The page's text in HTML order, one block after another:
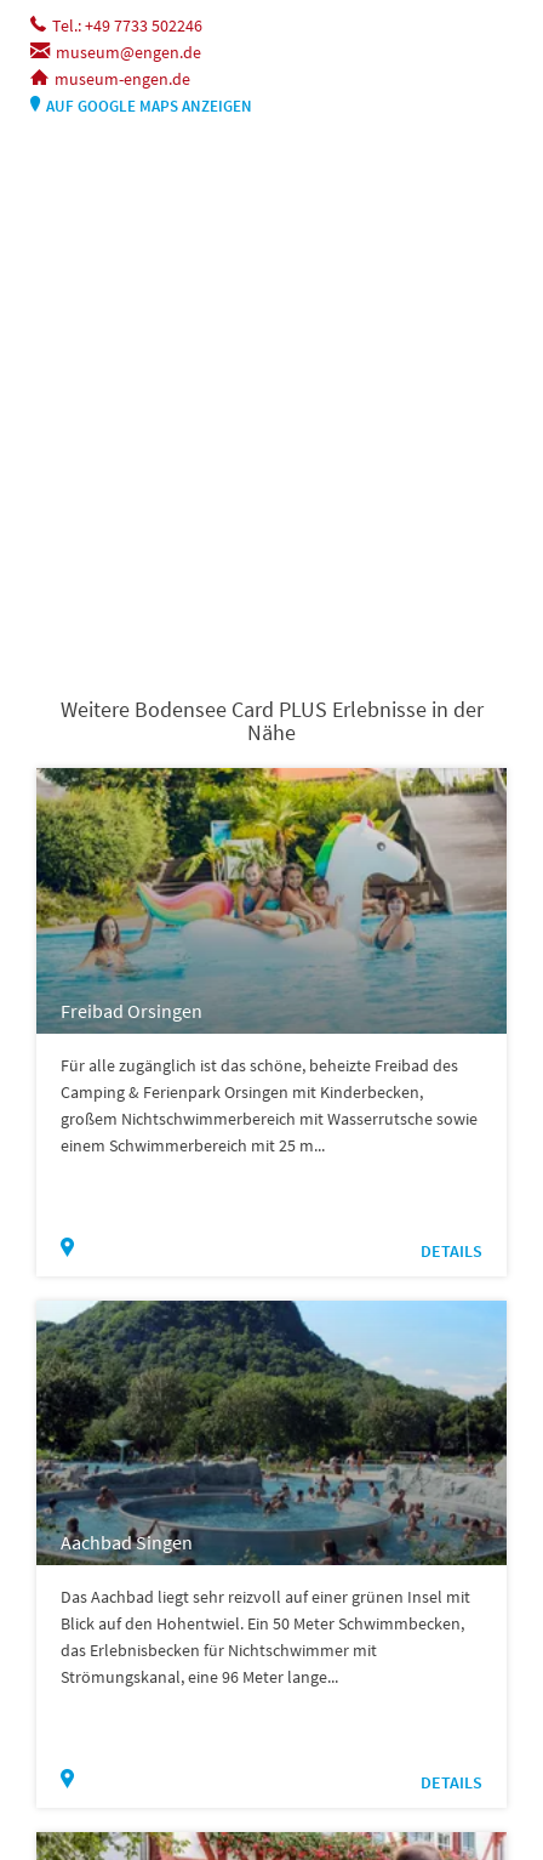
Tel.: +49 7733 502246
museum@engen.de
museum-engen.de
AUF GOOGLE MAPS ANZEIGEN
Weitere Bodensee Card PLUS Erlebnisse in der
Nähe
Freibad Orsingen
Für alle zugänglich ist das schöne, beheizte Freibad des
Camping & Ferienpark Orsingen mit Kinderbecken,
großem Nichtschwimmerbereich mit Wasserrutsche sowie
einem Schwimmerbereich mit 25 m...
DETAILS
Aachbad Singen
Das Aachbad liegt sehr reizvoll auf einer grünen Insel mit
Blick auf den Hohentwiel. Ein 50 Meter Schwimmbecken,
das Erlebnisbecken für Nichtschwimmer mit
Strömungskanal, eine 96 Meter lange...
DETAILS